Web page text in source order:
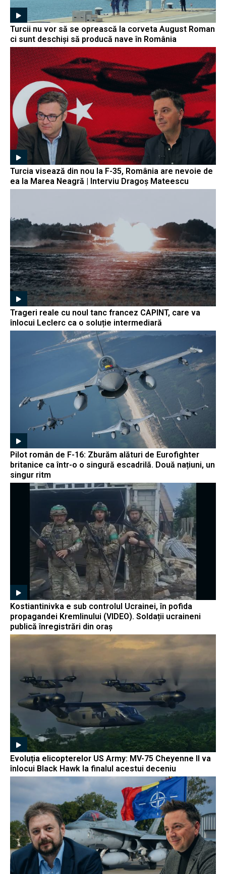
Turcii nu vor să se oprească la corveta August Roman
ci sunt deschiși să producă nave în România
Turcia visează din nou la F-35, România are nevoie de
ea la Marea Neagră | Interviu Dragoș Mateescu
Trageri reale cu noul tanc francez CAPINT, care va
înlocui Leclerc ca o soluție intermediară
Pilot român de F-16: Zburăm alături de Eurofighter
britanice ca într-o o singură escadrilă. Două națiuni, un
singur ritm
Kostiantinivka e sub controlul Ucrainei, în pofida
propagandei Kremlinului (VIDEO). Soldații ucraineni
publică înregistrări din oraș
Evoluția elicopterelor US Army: MV-75 Cheyenne II va
înlocui Black Hawk la finalul acestui deceniu